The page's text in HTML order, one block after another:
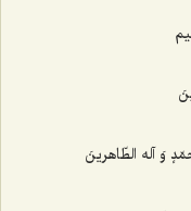
وَ آله الطّاهرینَ